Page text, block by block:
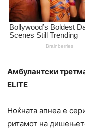
Амбулантски
ELITE
Ноќната апнеа е
ритамот на